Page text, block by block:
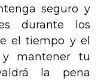
seguro y
durante los
el tiempo y el
y mantener tu
la pena